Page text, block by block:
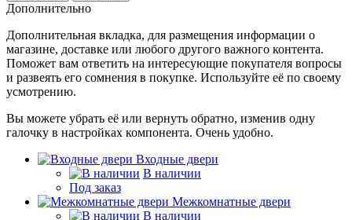
Дополнительно
Дополнительная вкладка, для размещения информации о
магазине, доставке или любого другого важного контента.
Поможет вам ответить на интересующие покупателя вопросы
и развеять его сомнения в покупке. Используйте её по своему
усмотрению.
Вы можете убрать её или вернуть обратно, изменив одну
галочку в настройках компонента. Очень удобно.
Входные двери
В наличии
Под заказ
Межкомнатные двери
В наличии